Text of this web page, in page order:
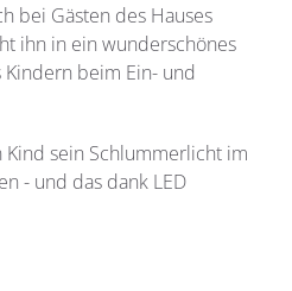
bei Gästen des Hauses
ihn in ein wunderschönes
beim Ein- und
sein Schlummerlicht im
- und das dank LED